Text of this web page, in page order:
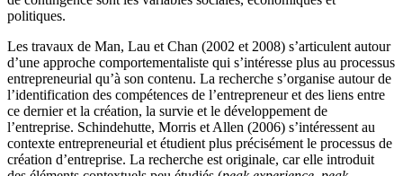
politiques.
Les travaux de Man, Lau et Chan (2002 et 2008) s’articulent autour
d’une approche comportementaliste qui s’intéresse plus au processus
entrepreneurial qu’à son contenu. La recherche s’organise autour de
l’identification des compétences de l’entrepreneur et des liens entre
ce dernier et la création, la survie et le développement de
l’entreprise. Schindehutte, Morris et Allen (2006) s’intéressent au
contexte entrepreneurial et étudient plus précisément le processus de
création d’entreprise. La recherche est originale, car elle introduit